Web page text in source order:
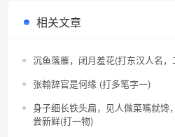
相关文章
沉鱼落雁，闭月羞花(打东汉人名，
张翰辞官是何缘 (打多笔字一)
身子细长铁头扁，见人做菜嘴就馋
尝新鲜(打一物)